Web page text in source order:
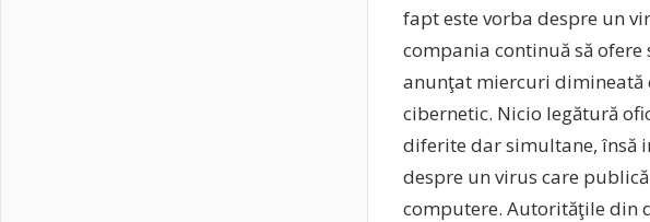
fapt este vorba despre un
compania continuă să
anunţat miercuri dimineată
cibernetic. Nicio legătură
diferite dar simultane, însă
despre un virus care
computere. Autorităţile din